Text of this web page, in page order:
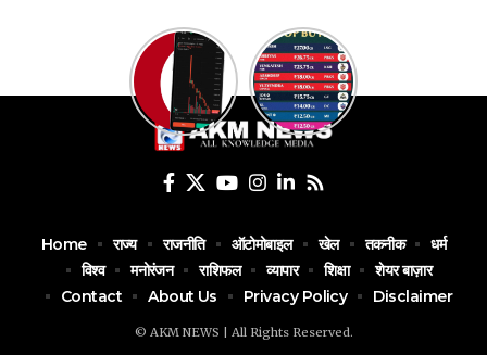
© AKM NEWS | All Rights Reserved.
Home राज्य राजनीति ऑटोमोबाइल खेल तकनीक
धर्म
विश्व
मनोरंजन राशिफल व्यापार शिक्षा
शेयर बाज़ार
Contact
About Us Privacy Policy Disclaimer